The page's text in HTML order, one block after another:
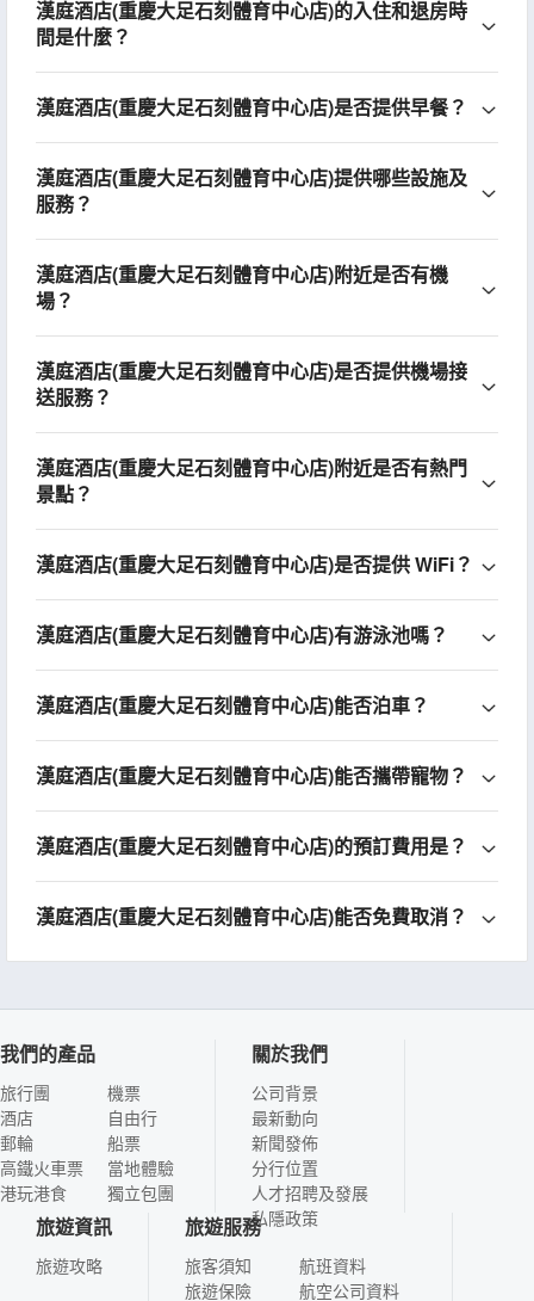
漢庭酒店(重慶大足石刻體育中心店)的入住和退房時
間是什麼？
漢庭酒店(重慶大足石刻體育中心店)是否提供早餐？
漢庭酒店(重慶大足石刻體育中心店)提供哪些設施及
服務？
漢庭酒店(重慶大足石刻體育中心店)附近是否有機
場？
漢庭酒店(重慶大足石刻體育中心店)是否提供機場接
送服務？
漢庭酒店(重慶大足石刻體育中心店)附近是否有熱門
景點？
漢庭酒店(重慶大足石刻體育中心店)是否提供 WiFi？
漢庭酒店(重慶大足石刻體育中心店)有游泳池嗎？
漢庭酒店(重慶大足石刻體育中心店)能否泊車？
漢庭酒店(重慶大足石刻體育中心店)能否攜帶寵物？
漢庭酒店(重慶大足石刻體育中心店)的預訂費用是？
漢庭酒店(重慶大足石刻體育中心店)能否免費取消？
我們的產品
旅行團
酒店
郵輪
高鐵火車票
港玩港食
機票
自由行
船票
當地體驗
獨立包團
關於我們
公司背景
最新動向
新聞發佈
分行位置
人才招聘及發展
私隱政策
旅遊資訊
旅遊攻略
旅遊服務
旅客須知
旅遊保險
航班資料
航空公司資料